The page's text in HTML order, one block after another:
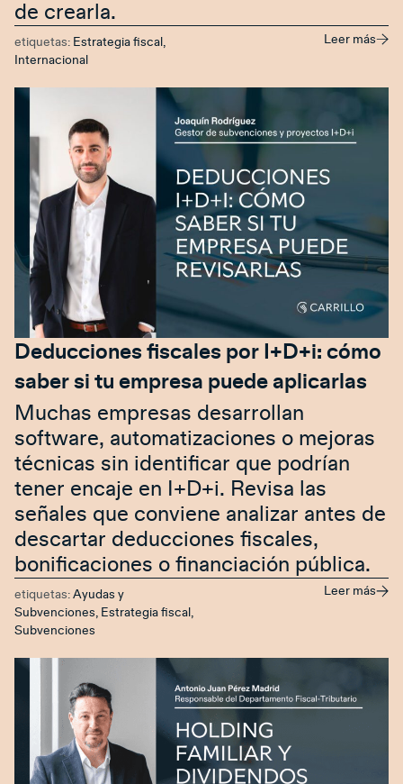
de crearla.
etiquetas: Estrategia fiscal ,
Internacional
Leer más
Deducciones fiscales por I+D+i: cómo
saber si tu empresa puede aplicarlas
Muchas empresas desarrollan
software, automatizaciones o mejoras
técnicas sin identificar que podrían
tener encaje en I+D+i. Revisa las
señales que conviene analizar antes de
descartar deducciones fiscales,
bonificaciones o financiación pública.
etiquetas: Ayudas y
Subvenciones Estrategia fiscal
Subvenciones
Leer más